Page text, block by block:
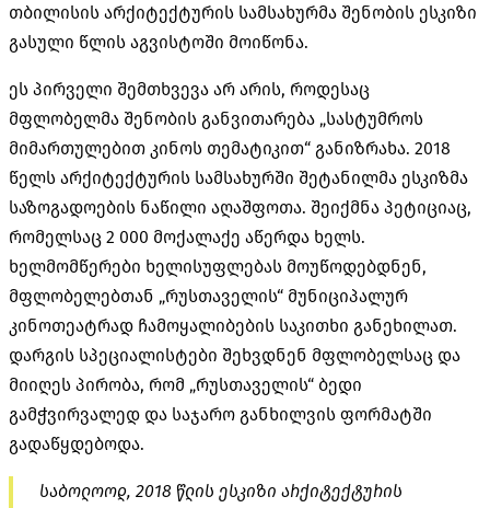
თბილისის არქიტექტურის სამსახურმა შენობის ესკიზი
გასული წლის აგვისტოში მოიწონა.
ეს პირველი შემთხვევა არ არის, როდესაც
მფლობელმა შენობის განვითარება „სასტუმროს
მიმართულებით კინოს თემატიკით“ განიზრახა. 2018
წელს არქიტექტურის სამსახურში შეტანილმა ესკიზმა
საზოგადოების ნაწილი აღაშფოთა. შეიქმნა პეტიციაც,
რომელსაც 2 000 მოქალაქე აწერდა ხელს.
ხელმომწერები ხელისუფლებას მოუწოდებდნენ,
მფლობელებთან „რუსთაველის“ მუნიციპალურ
კინოთეატრად ჩამოყალიბების საკითხი განეხილათ.
დარგის სპეციალისტები შეხვდნენ მფლობელსაც და
მიიღეს პირობა, რომ „რუსთაველის“ ბედი
გამჭვირვალედ და საჯარო განხილვის ფორმატში
გადაწყდებოდა.
საბოლოოდ, 2018 წლის ესკიზი არქიტექტურის